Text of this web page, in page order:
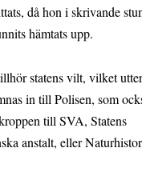
då hon i skrivande
hämtats upp.
statens vilt, vilket
in till Polisen, som
till SVA, Statens
anstalt, eller